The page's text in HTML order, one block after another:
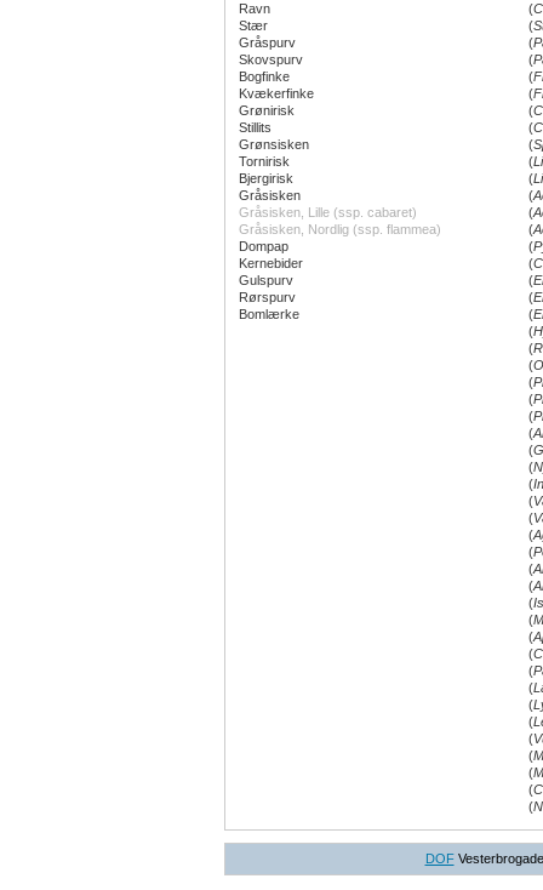
Ravn
(
Stær
(
Gråspurv
(
Skovspurv
(
Bogfinke
(
Kvækerfinke
(
Grønirisk
(
Stillits
(
Grønsisken
(
Tornirisk
(
Bjergirisk
(
Gråsisken
(
Gråsisken, Lille (ssp. cabaret)
(
Gråsisken, Nordlig (ssp. flammea)
(
Dompap
(
Kernebider
(
Gulspurv
(
Rørspurv
(
Bomlærke
(
(
(
(
(
(
(
(
(
(
(
(
(
(
(
(
(
(
(
(
(
(
(
(
(
(
(
(
(
(
DOF